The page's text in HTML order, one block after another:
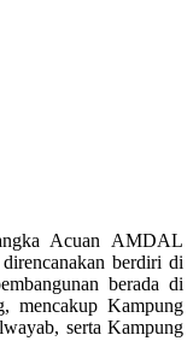
Acuan AMDAL
berdiri di
berada di
mencakup Kampung
serta Kampung